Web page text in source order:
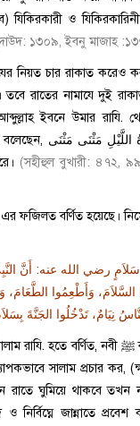
যিকিরকারী ও
১৩০৯,ইবনু মাজাহ
নিয়ত চার রাকাত করেও
তবে রাতের নামাযে দুই
ইবনে উমাররাযি.
(সহীহুল বুখারী: ৪৭২,
ফজিলত বর্ণিত হয়েছে।
رضي الله عنه: أَنَّ
وَأَطْعِمُوا الطَّعَامَ،
نِيَامٌ، تَدْخُلُوا الجَنَّةَ
রাযি. হতে বর্ণিত, নবী ﷺ বলেছেন, “হে লোক
সালাম প্রচার কর,
ঘুমিয়ে থাকবে তখন
নির্বিঘ্নে জান্নাতে প্রবেশ